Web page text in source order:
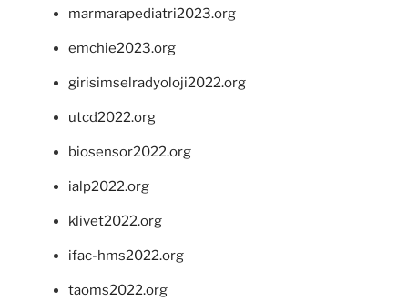
marmarapediatri2023.org
emchie2023.org
girisimselradyoloji2022.org
utcd2022.org
biosensor2022.org
ialp2022.org
klivet2022.org
ifac-hms2022.org
taoms2022.org